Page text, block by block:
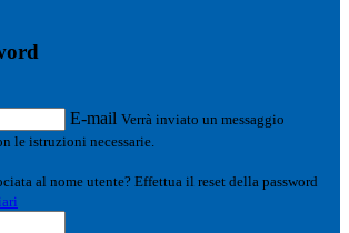
E-mail Verrà inviato un messaggio
le istruzioni necessarie.
al nome utente? Effettua il reset della password